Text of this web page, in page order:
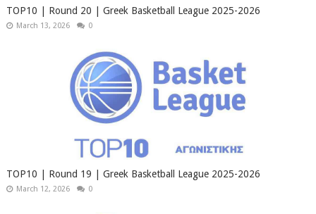
TOP10 | Round 20 | Greek Basketball League 2025-2026
March 13, 2026 0
TOP10 | Round 19 | Greek Basketball League 2025-2026
March 12, 2026 0